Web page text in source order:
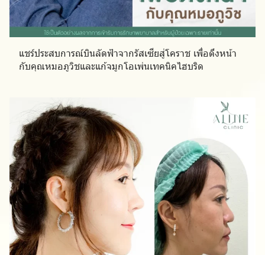
แชร์ประสบการณ์บินลัดฟ้าจากรัสเซียสู่โคราช เพื่อดึงหน้า
กับคุณหมอภูวิชและแก้จมูกโอเพ่นเทคนิคไฮบริด